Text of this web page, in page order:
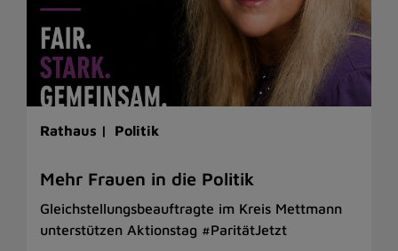
Rathaus | Politik
Mehr Frauen in die Politik
Gleichstellungsbeauftragte im Kreis Mettmann
unterstützen Aktionstag #ParitätJetzt